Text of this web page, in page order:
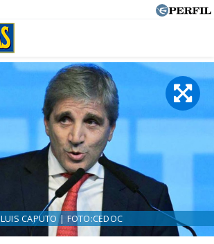
LUIS CAPUTO | FOTO:CEDOC